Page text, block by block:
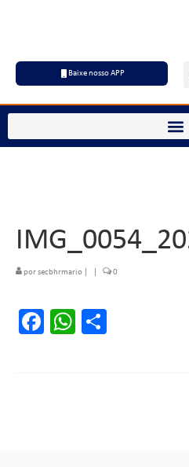
Baixe nosso APP
porsecbhrmario 0
Facebook
WhatsApp